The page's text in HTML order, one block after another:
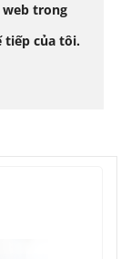
trong
tiếp của tôi.